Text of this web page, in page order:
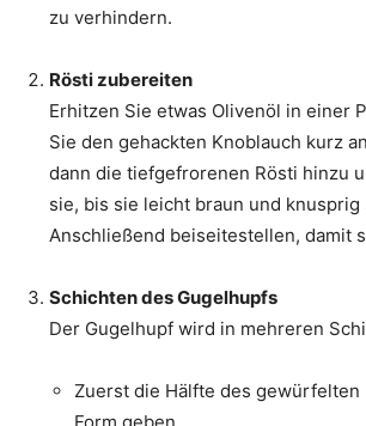
zu verhindern.
Rösti zubereiten
Erhitzen Sie etwas Olivenöl in einer
Sie den gehackten Knoblauch kurz
dann die tiefgefrorenen Rösti hinzu
sie, bis sie leicht braun und knusprig
Anschließend beiseitestellen, damit
Schichten des Gugelhupfs
Der Gugelhupf wird in mehreren
Zuerst die Hälfte des gewürfelten